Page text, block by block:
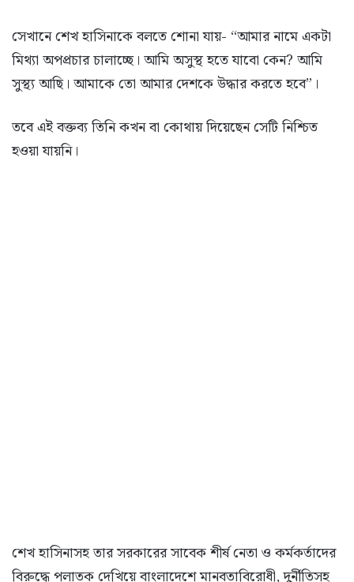
সেখানে শেখ হাসিনাকে বলতে শোনা যায়- “আমার নামে একটা
মিথ্যা অপপ্রচার চালাচ্ছে। আমি অসুস্থ হতে যাবো কেন? আমি
সুস্থ্য আছি। আমাকে তো আমার দেশকে উদ্ধার করতে হবে”।
তবে এই বক্তব্য তিনি কখন বা কোথায় দিয়েছেন সেটি নিশ্চিত
হওয়া যায়নি।
শেখ হাসিনাসহ তার সরকারের সাবেক শীর্ষ নেতা ও কর্মকর্তাদের
বিরুদ্ধে পলাতক দেখিয়ে বাংলাদেশে মানবতাবিরোধী, দুর্নীতিসহ